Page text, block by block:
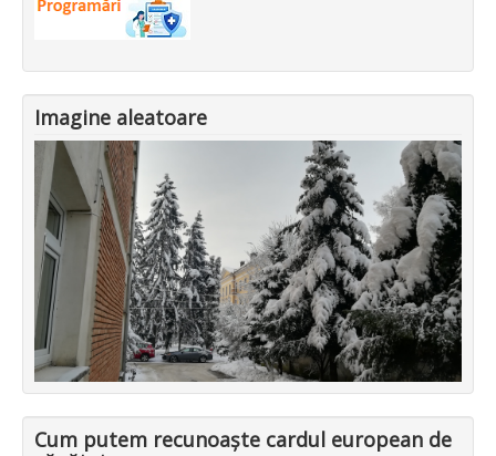
Imagine aleatoare
Cum putem recunoaște cardul european de